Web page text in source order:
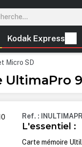
Kodak Express
Micro SD
Ref. :
L'essentiel :
Carte mémoire